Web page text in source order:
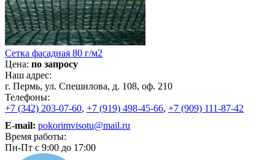
Сетка фасадная 80 г/м2
Цена: по запросу
Наш адрес:
г. Пермь, ул. Спешилова, д. 108, оф. 210
Телефоны:
+7 (342) 203-07-60, +7 (919) 498-45-66, +7 (909) 111-87-42
E-mail: pokorimvisotu@mail.ru
Время работы:
Пн-Пт с 9:00 до 17:00